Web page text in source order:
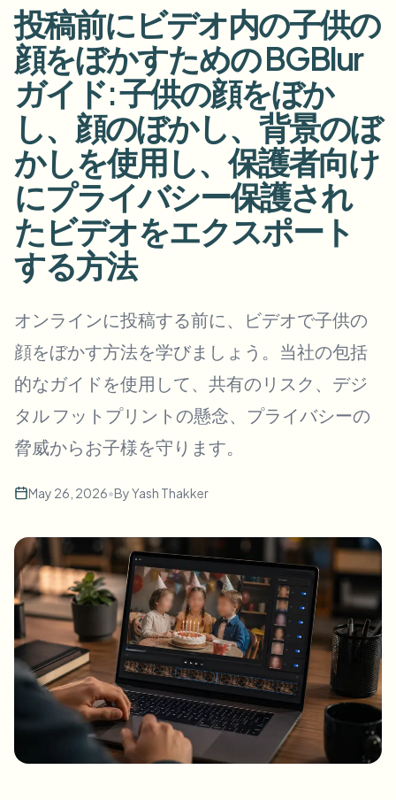
GDPRコンプライアンスぼかし
ストリートインタビューぼかし
ゲーム＆配信ぼかし
AI Video Object Remover
写真の顔をオンラインでぼかす
顔の匿名化
ボイスアノニマイザー
顔交換 - 画像
顔交換 - 動画
ビデオインテリジェンス
一括動画ぼかし
複数の動画をまとめて処理
医療
クリニックと患者向けビデオガバナンス
公共部門
FOIA、安全な開示、編集
一括顔の匿名化
大量バッチ、保持、SLA
一括ナンバープレートぼかし
フリート、ドライブレコーダー、駐車場を大規模に
一括顔ぼかし
何でもぼかす
企業ゾーン、ポリシー、レビュー
API & SDK
アップロード、ジョブ、ウェブフックを自動化
お問い合わせフォーム
一括背景除去
ツール
カテゴリ
製品
投稿前にビデオ内の子供の
顔をぼかすための BGBlur
ガイド: 子供の顔をぼか
し、顔のぼかし、背景のぼ
かしを使用し、保護者向け
にプライバシー保護され
たビデオをエクスポート
する方法
オンラインに投稿する前に、ビデオで子供の
顔をぼかす方法を学びましょう。当社の包括
的なガイドを使用して、共有のリスク、デジ
タル フットプリントの懸念、プライバシーの
脅威からお子様を守ります。
May 26, 2026•ByYash Thakker